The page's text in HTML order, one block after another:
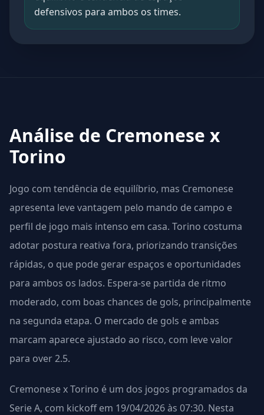
defensivos para ambos os times.
Análise de Cremonese x
Torino
Jogo com tendência de equilíbrio, mas Cremonese
apresenta leve vantagem pelo mando de campo e
perfil de jogo mais intenso em casa. Torino costuma
adotar postura reativa fora, priorizando transições
rápidas, o que pode gerar espaços e oportunidades
para ambos os lados. Espera-se partida de ritmo
moderado, com boas chances de gols, principalmente
na segunda etapa. O mercado de gols e ambas
marcam aparece ajustado ao risco, com leve valor
para over 2.5.
Cremonese x Torino é um dos jogos programados da
Serie A, com kickoff em 19/04/2026 às 07:30. Nesta